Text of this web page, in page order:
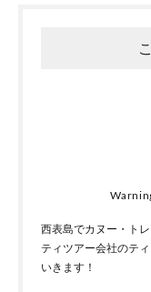
西表島でカヌー・ト
ティツアー会社のテ
いきます！